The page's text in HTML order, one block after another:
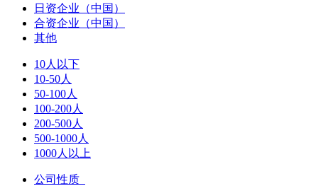
日资企业（中国）
合资企业（中国）
其他
10人以下
10-50人
50-100人
100-200人
200-500人
500-1000人
1000人以上
公司性质